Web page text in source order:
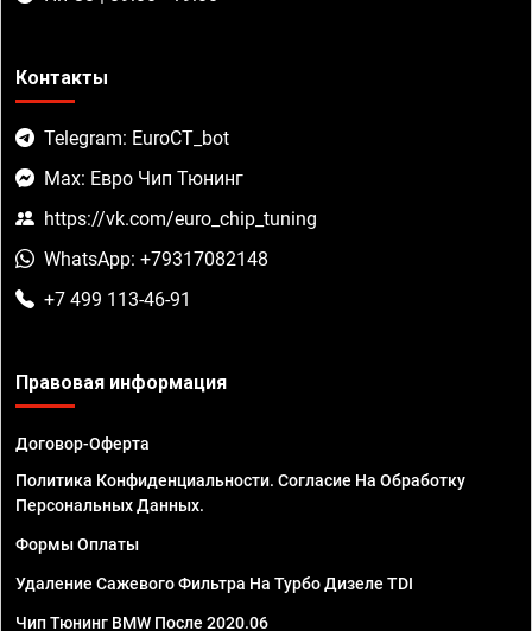
Контакты
Telegram: EuroCT_bot
Max: Евро Чип Тюнинг
https://vk.com/euro_chip_tuning
WhatsApp: +79317082148
+7 499 113-46-91
Правовая информация
Договор-Оферта
Политика Конфиденциальности. Согласие На Обработку
Персональных Данных.
Формы Оплаты
Удаление Сажевого Фильтра На Турбо Дизеле TDI
Чип Тюнинг BMW После 2020.06